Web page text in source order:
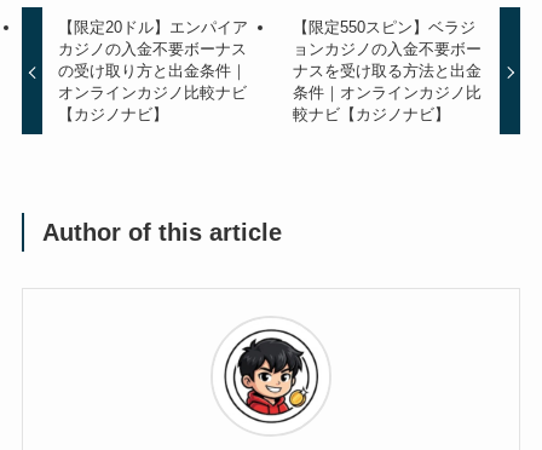
【限定20ドル】エンパイア
カジノの入金不要ボーナス
の受け取り方と出金条件｜
オンラインカジノ比較ナビ
【カジノナビ】
【限定550スピン】ベラジ
ョンカジノの入金不要ボー
ナスを受け取る方法と出金
条件｜オンラインカジノ比
較ナビ【カジノナビ】
Author of this article